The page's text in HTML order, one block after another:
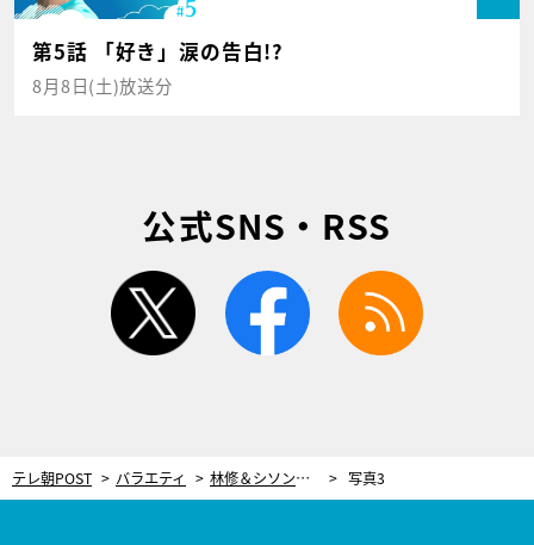
第5話 「好き」涙の告白!?
8月8日(土)放送分
公式SNS・RSS
twitter facebook
テレ朝POST バラエティ 林修＆シソンヌ、「ハヤシソン探偵社」結成！調査で判明した“偉人の子孫”波乱万丈の人生 写真3